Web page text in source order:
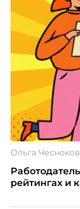
Ольга
рейтингах и